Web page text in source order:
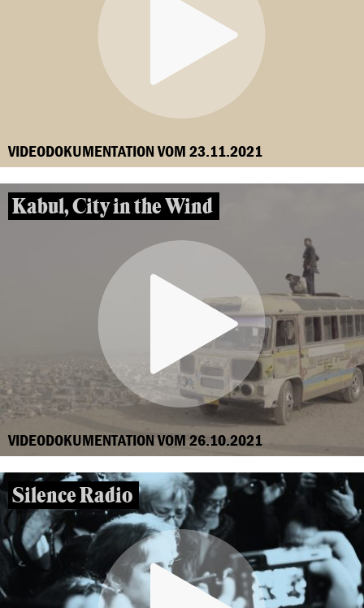
VIDEODOKUMENTATION VOM 23.11.2021
Kabul, City in the Wind
VIDEODOKUMENTATION VOM 26.10.2021
Silence Radio